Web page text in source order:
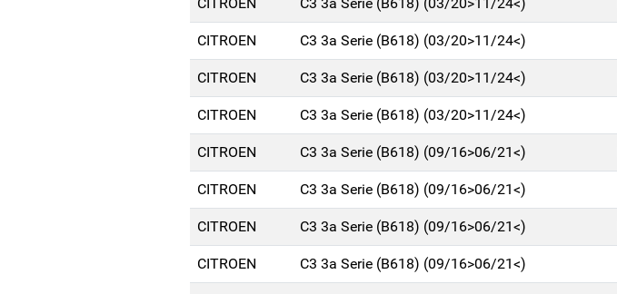
CITROEN C3 3a Serie (B618) (03/20>11/24<)
CITROEN C3 3a Serie (B618) (03/20>11/24<)
CITROEN C3 3a Serie (B618) (03/20>11/24<)
CITROEN C3 3a Serie (B618) (09/16>06/21<)
CITROEN C3 3a Serie (B618) (09/16>06/21<)
CITROEN C3 3a Serie (B618) (09/16>06/21<)
CITROEN C3 3a Serie (B618) (09/16>06/21<)